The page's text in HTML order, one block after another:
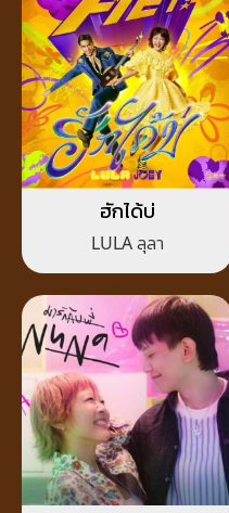
ฮักได้บ่
LULA ลุลา